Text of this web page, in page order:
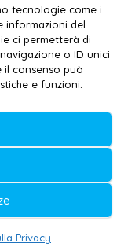
tecnologie come i
informazioni del
ci permetterà di
o ID unici
il consenso può
e funzioni.
Privacy
della